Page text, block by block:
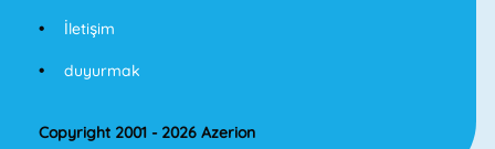
İletişim
duyurmak
Copyright 2001 - 2026 Azerion